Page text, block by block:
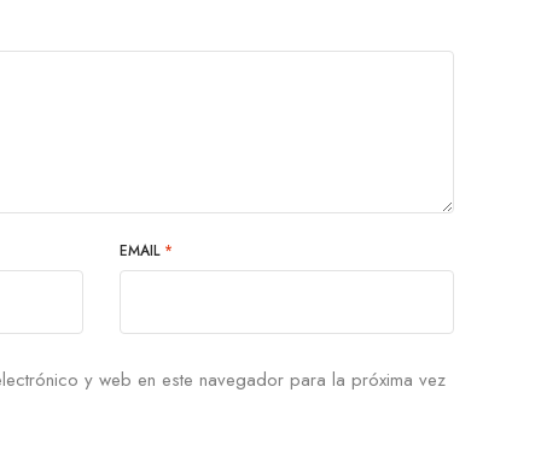
EMAIL *
y web en este navegador para la próxima vez